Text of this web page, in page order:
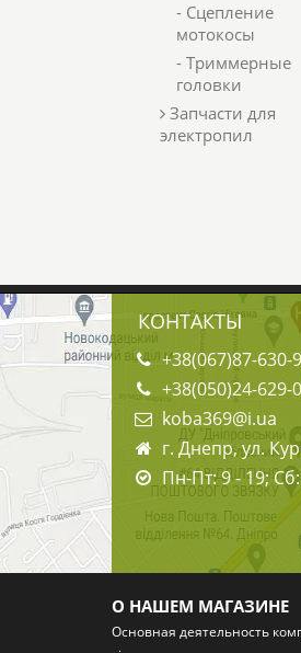
- Сцепление
мотокосы
- Триммерные
головки
Запчасти для
электропил
КОНТАКТЫ
+38(067)87-630-
+38(050)24-629-
koba369@i.ua
г. Днепр, ул.
Пн-Пт: 9 - 19;
О НАШЕМ МАГАЗИНЕ
Основная деятельность